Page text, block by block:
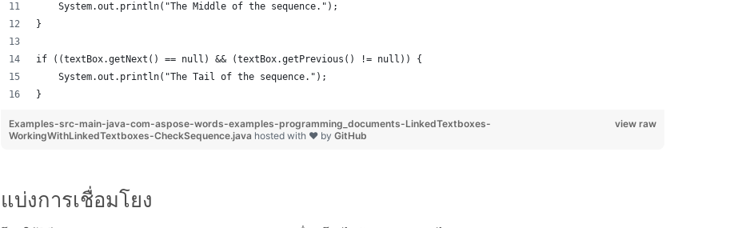
    System.out.println("The Middle of the sequence.");
}
if ((textBox.getNext() == null) && (textBox.getPrevious() != null)) {
    System.out.println("The Tail of the sequence.");
}
view raw
Examples-src-main-java-com-aspose-words-examples-programming_documents-LinkedTextboxes-
WorkingWithLinkedTextboxes-CheckSequence.java hosted with ❤ by GitHub
แบ่งการเชื่อมโยง